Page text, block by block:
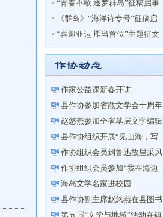
布！
“青春不歇 逐梦群岛”征稿启事
《群岛》“海洋诗专号”征稿启
事
“喜迎亚运 雁当首位”主题征文
获奖名单
作家公益课新春开讲
县作协参加省散文学会十周年
庆祝活动
赵悠燕参加全省基层文学编辑
联盟培训
县作协组织开展“见山海，写
家园”主题创作采风活动
作协组织会员到鲁迅故里采风
活动
作协组织会员参加“我在海边
读书”活动
海岛文学名家进校园
县作协副主席赵悠燕在县图书
馆举办“以笔写心——让你的...
第五届“文学与地域”活动在镇